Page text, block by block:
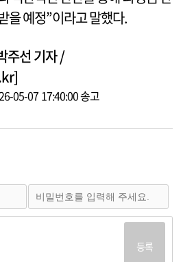
을 예정”이라고 말했다.
주선 기자 /
05-07 17:40:00 송고
등록